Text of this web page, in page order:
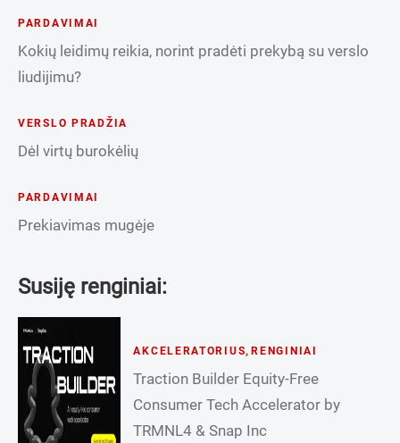
PARDAVIMAI
Kokių leidimų reikia, norint pradėti prekybą su verslo
liudijimu?
VERSLO PRADŽIA
Dėl virtų burokėlių
PARDAVIMAI
Prekiavimas mugėje
Susiję renginiai:
AKCELERATORIUS, RENGINIAI
Traction Builder Equity-Free
Consumer Tech Accelerator by
TRMNL4 & Snap Inc